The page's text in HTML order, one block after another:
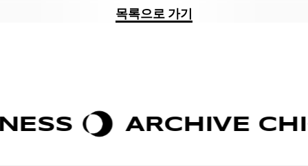
목록으로 가기
ARCHIVE CHIC